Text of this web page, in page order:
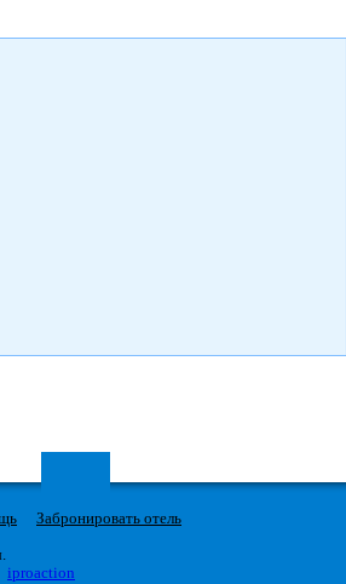
Забронировать отель
iproaction